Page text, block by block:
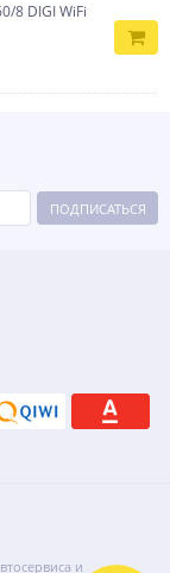
8 DIGI WiFi
ПОДПИСАТЬСЯ
и